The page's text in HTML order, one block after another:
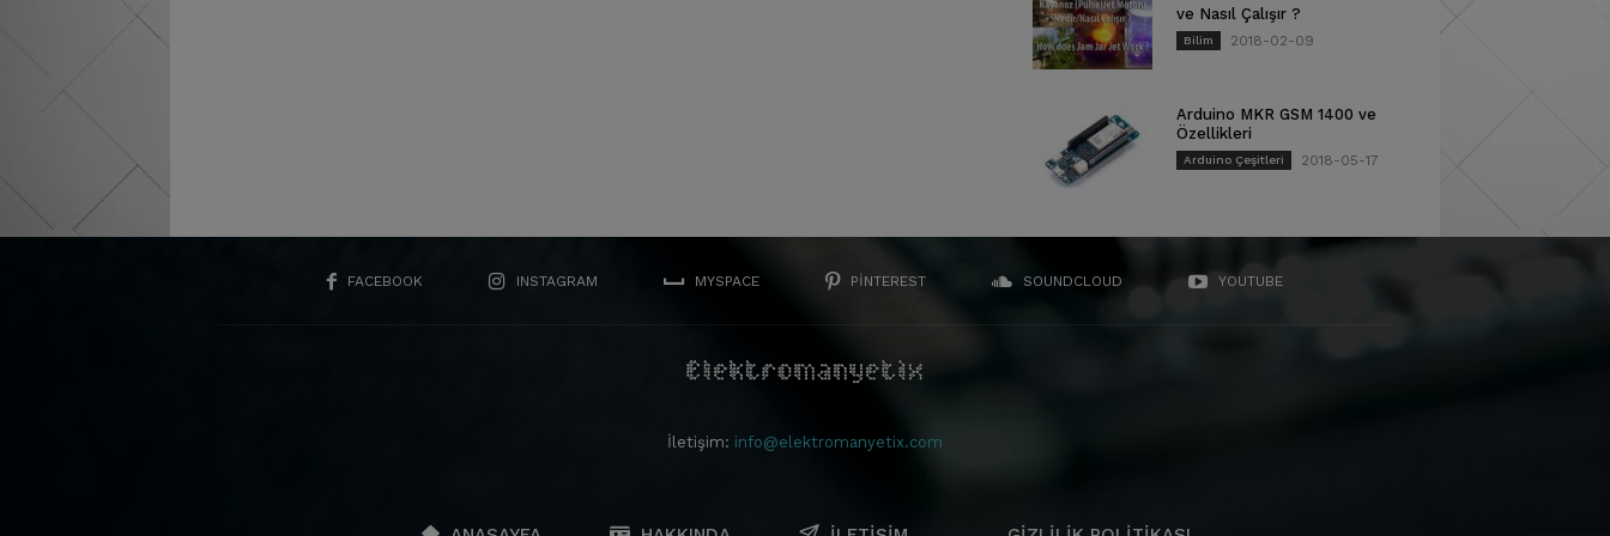
ve Nasıl Çalışır ?
Bilim 2018-02-09
Arduino MKR GSM 1400 ve
Özellikleri
Arduino Çeşitleri 2018-05-17
FACEBOOK INSTAGRAM MYSPACE PINTEREST SOUNDCLOUD YOUTUBE
İletişim: info@elektromanyetix.com